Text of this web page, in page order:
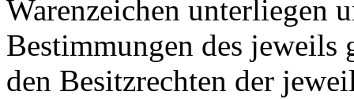
Warenzeichen unterliegen
Bestimmungen des jeweils
den Besitzrechten der